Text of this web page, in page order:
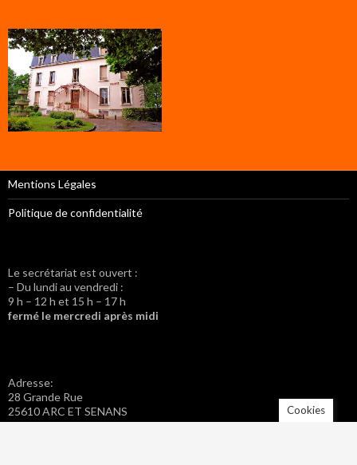
Mentions Légales
Politique de confidentialité
Le secrétariat est ouvert :
– Du lundi au vendredi :
9 h – 12 h et 15 h – 17 h
fermé le mercredi après midi
Adresse:
28 Grande Rue
25610 ARC ET SENANS
Tel. : 03 81 57 42 20
Cookies